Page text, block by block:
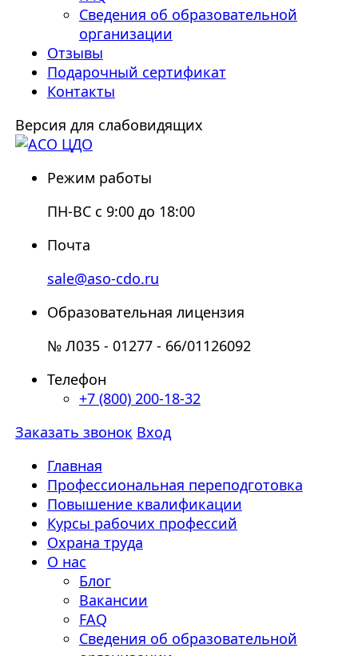
Сведения об образовательной
организации
Отзывы
Подарочный сертификат
Контакты
Версия для слабовидящих
Режим работы
ПН-ВС с 9:00 до 18:00
Почта
sale@aso-cdo.ru
Образовательная лицензия
№ Л035 - 01277 - 66/01126092
Телефон
+7 (800) 200-18-32
Заказать звонок Вход
Главная
Профессиональная переподготовка
Повышение квалификации
Курсы рабочих профессий
Охрана труда
О нас
Блог
Вакансии
FAQ
Сведения об образовательной